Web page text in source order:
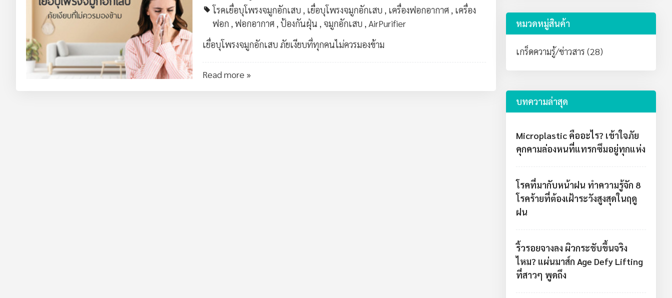
โรคเยื่อบุโพรงจมูกอักเสบ , เยื่อบุโพรงจมูกอักเสบ , เครื่องฟอกอากาศ , เครื่อง
ฟอก , ฟอกอากาศ , ป้องกันฝุ่น , จมูกอักเสบ , AirPurifier
เยื่อบุโพรงจมูกอักเสบ ภัยเงียบที่ทุกคนไม่ควรมองข้าม
Read more »
หมวดหมู่สินค้า
เกร็ดความรู้/ข่าวสาร (28)
บทความล่าสุด
Microplastic คืออะไร? เข้าใจภัย
คุกคามล่องหนที่แทรกซึมอยู่ทุกแห่ง
โรคที่มากับหน้าฝน ทำความรู้จัก 8
โรคร้ายที่ต้องเฝ้าระวังสูงสุดในฤดู
ฝน
ริ้วรอยจางลง ผิวกระชับขึ้นจริง
ไหม? แผ่นมาส์ก Age Defy Lifting
ที่สาวๆ พูดถึง